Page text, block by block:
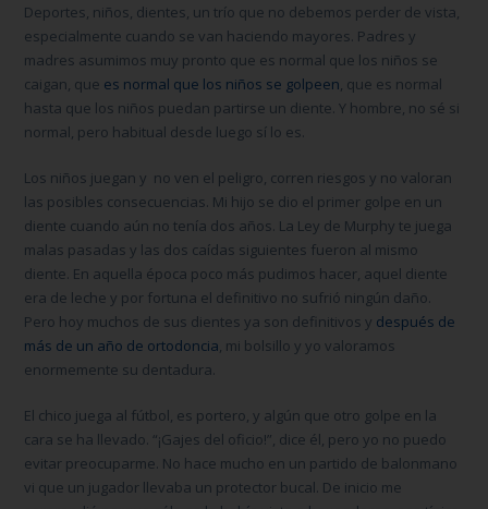
Deportes, niños, dientes, un trío que no debemos perder de vista,
especialmente cuando se van haciendo mayores. Padres y
madres asumimos muy pronto que es normal que los niños se
caigan, que es normal que los niños se golpeen, que es normal
hasta que los niños puedan partirse un diente. Y hombre, no sé si
normal, pero habitual desde luego sí lo es.
Los niños juegan y no ven el peligro, corren riesgos y no valoran
las posibles consecuencias. Mi hijo se dio el primer golpe en un
diente cuando aún no tenía dos años. La Ley de Murphy te juega
malas pasadas y las dos caídas siguientes fueron al mismo
diente. En aquella época poco más pudimos hacer, aquel diente
era de leche y por fortuna el definitivo no sufrió ningún daño.
Pero hoy muchos de sus dientes ya son definitivos y después de
más de un año de ortodoncia, mi bolsillo y yo valoramos
enormemente su dentadura.
El chico juega al fútbol, es portero, y algún que otro golpe en la
cara se ha llevado. “¡Gajes del oficio!”, dice él, pero yo no puedo
evitar preocuparme. No hace mucho en un partido de balonmano
vi que un jugador llevaba un protector bucal. De inicio me